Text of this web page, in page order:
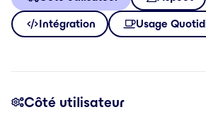
Intégration Usage
Côté utilisateur